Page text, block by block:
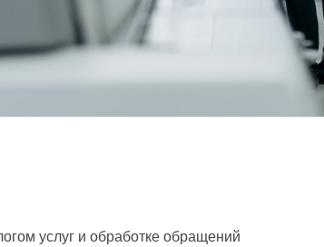
услуг и обработке обращений